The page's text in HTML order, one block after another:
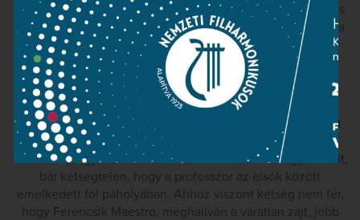
emlék nyomára, meghívták az ÁHZ nyugdíjas művészeit és
az emlékezetes koncert nézői közül azokat, akik fölhívásra
jelentkeztek, mondanák el személyes élményeiket.
Nagy különbségek nem voltak. Abban mindenki
egyetértett, hogy szó sem volt szervezettségről, a
tiszteletadás spontán volt és egyöntetű. Akadt, aki szerint
az ifjú zenekadémistákat fölhívták, figyeljenek Járdányi
tanár úrra, tegyék azt, amit ő. Mások szerint nem így történt,
bár kétségtelen, hogy a professzor az elsők között
emelkedett föl páholyában. Ahhoz viszont kétség nem fér,
hogy Ferencsik Maestro, meghallván a váratlan zajt, jobb